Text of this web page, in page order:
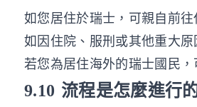
如您居住於瑞士，可親自前
如因住院、服刑或其他重大
若您為居住海外的瑞士國民
9.10 流程是怎麼進行